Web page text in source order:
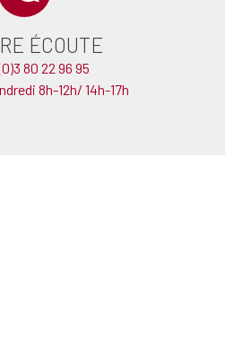
ÉCOUTE
80 22 96 95
8h-12h/ 14h-17h